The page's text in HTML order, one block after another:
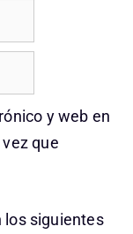
y web en
que
los siguientes